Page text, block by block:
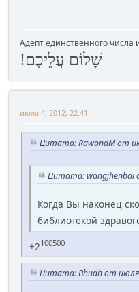
Адепт единственного числа
שָׁלוֹם עֲלֵיכֶם!
июля 4, 2012, 22:41
Цитата: RawonaM от
Цитата: wangjhenbai
Когда Вы наконец
библиотекой
+2100500
Цитата: Bhudh от